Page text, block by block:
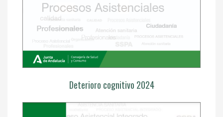
Deterioro cognitivo 2024